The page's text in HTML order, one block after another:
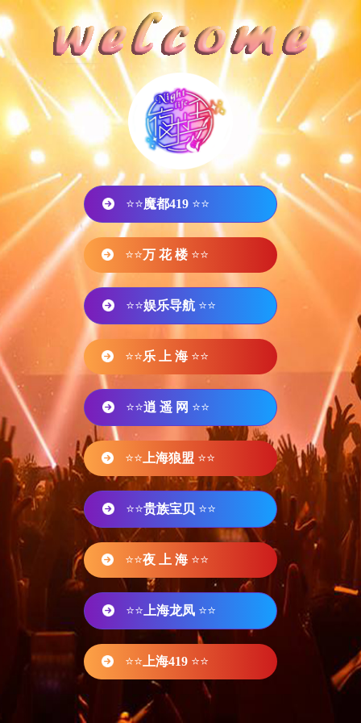
⭐⭐魔都419 ⭐⭐
⭐⭐万 花 楼 ⭐⭐
⭐⭐娱乐导航 ⭐⭐
⭐⭐乐 上 海 ⭐⭐
⭐⭐逍 遥 网 ⭐⭐
⭐⭐ 上海狼盟 ⭐⭐
⭐⭐贵族宝贝 ⭐⭐
⭐⭐夜 上 海 ⭐⭐
⭐⭐ 上海龙凤 ⭐⭐
⭐⭐ 上海419 ⭐⭐